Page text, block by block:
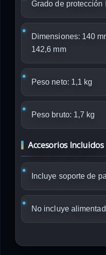
Grado de protección
Dimensiones: 140
142,6 mm
Peso neto: 1,1 kg
Peso bruto: 1,7 kg
Accesorios Incluidos
Incluye soporte de
No incluye